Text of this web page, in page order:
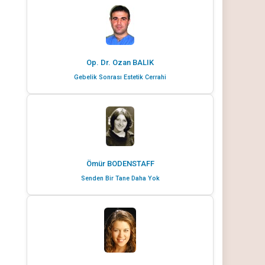
Op. Dr. Ozan BALIK
Gebelik Sonrası Estetik Cerrahi
Ömür BODENSTAFF
Senden Bir Tane Daha Yok